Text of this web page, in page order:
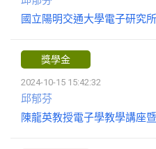
國立陽明交通大學電子研究
獎學金
2024-10-15 15:42:32
邱郁芬
陳龍英教授電子學教學講座